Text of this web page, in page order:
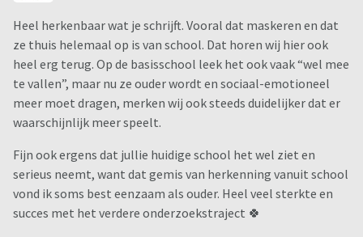
Heel herkenbaar wat je schrijft. Vooral dat maskeren en dat
ze thuis helemaal op is van school. Dat horen wij hier ook
heel erg terug. Op de basisschool leek het ook vaak “wel mee
te vallen”, maar nu ze ouder wordt en sociaal-emotioneel
meer moet dragen, merken wij ook steeds duidelijker dat er
waarschijnlijk meer speelt.
Fijn ook ergens dat jullie huidige school het wel ziet en
serieus neemt, want dat gemis van herkenning vanuit school
vond ik soms best eenzaam als ouder. Heel veel sterkte en
succes met het verdere onderzoekstraject 🍀